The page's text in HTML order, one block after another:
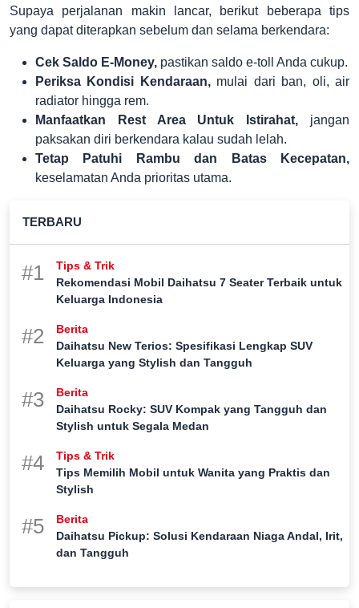
Supaya perjalanan makin lancar, berikut beberapa tips
yang dapat diterapkan sebelum dan selama berkendara:
Cek Saldo E-Money, pastikan saldo e-toll Anda cukup.
Periksa Kondisi Kendaraan, mulai dari ban, oli, air
radiator hingga rem.
Manfaatkan Rest Area Untuk Istirahat, jangan
paksakan diri berkendara kalau sudah lelah.
Tetap Patuhi Rambu dan Batas Kecepatan,
keselamatan Anda prioritas utama.
TERBARU
#1
Tips & Trik
Rekomendasi Mobil Daihatsu 7 Seater Terbaik untuk
Keluarga Indonesia
#2
Berita
Daihatsu New Terios: Spesifikasi Lengkap SUV
Keluarga yang Stylish dan Tangguh
#3
Berita
Daihatsu Rocky: SUV Kompak yang Tangguh dan
Stylish untuk Segala Medan
#4
Tips & Trik
Tips Memilih Mobil untuk Wanita yang Praktis dan
Stylish
#5
Berita
Daihatsu Pickup: Solusi Kendaraan Niaga Andal, Irit,
dan Tangguh